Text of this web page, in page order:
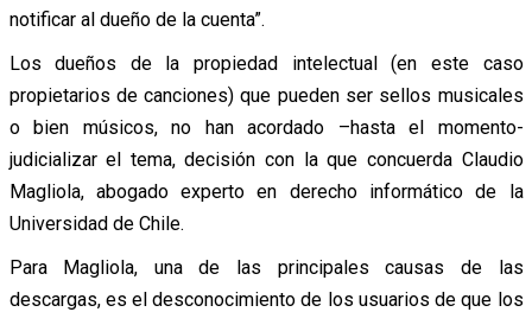
notificar al dueño de la cuenta”.
Los dueños de la propiedad intelectual (en este caso
propietarios de canciones) que pueden ser sellos musicales
o bien músicos, no han acordado –hasta el momento-
judicializar el tema, decisión con la que concuerda Claudio
Magliola, abogado experto en derecho informático de la
Universidad de Chile.
Para Magliola, una de las principales causas de las
descargas, es el desconocimiento de los usuarios de que los